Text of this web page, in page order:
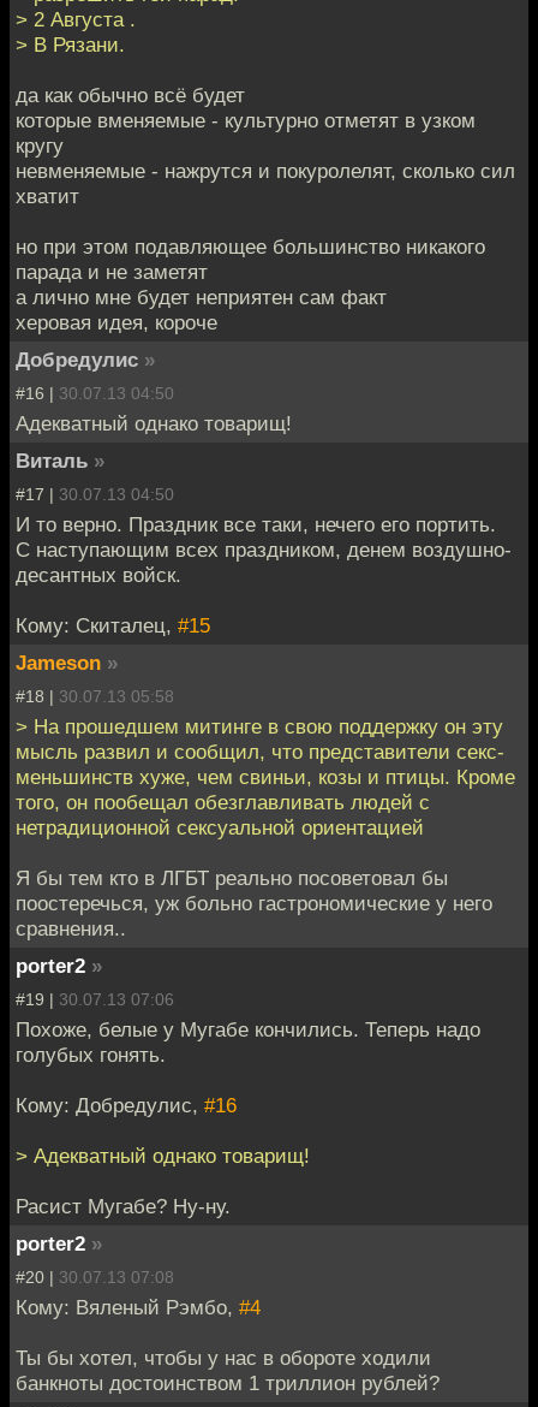
> 2 Августа .
> В Рязани.
да как обычно всё будет
которые вменяемые - культурно отметят в узком
кругу
невменяемые - нажрутся и покуролелят, сколько сил
хватит
но при этом подавляющее большинство никакого
парада и не заметят
а лично мне будет неприятен сам факт
херовая идея, короче
Добредулис »
#16 | 30.07.13 04:50
Адекватный однако товарищ!
Виталь »
#17 | 30.07.13 04:50
И то верно. Праздник все таки, нечего его портить.
С наступающим всех праздником, денем воздушно-
десантных войск.
Кому: Скиталец, #15
Jameson »
#18 | 30.07.13 05:58
> На прошедшем митинге в свою поддержку он эту
мысль развил и сообщил, что представители секс-
меньшинств хуже, чем свиньи, козы и птицы. Кроме
того, он пообещал обезглавливать людей с
нетрадиционной сексуальной ориентацией
Я бы тем кто в ЛГБТ реально посоветовал бы
поостеречься, уж больно гастрономические у него
сравнения..
porter2 »
#19 | 30.07.13 07:06
Похоже, белые у Мугабе кончились. Теперь надо
голубых гонять.
Кому: Добредулис, #16
> Адекватный однако товарищ!
Расист Мугабе? Ну-ну.
porter2 »
#20 | 30.07.13 07:08
Кому: Вяленый Рэмбо, #4
Ты бы хотел, чтобы у нас в обороте ходили
банкноты достоинством 1 триллион рублей?